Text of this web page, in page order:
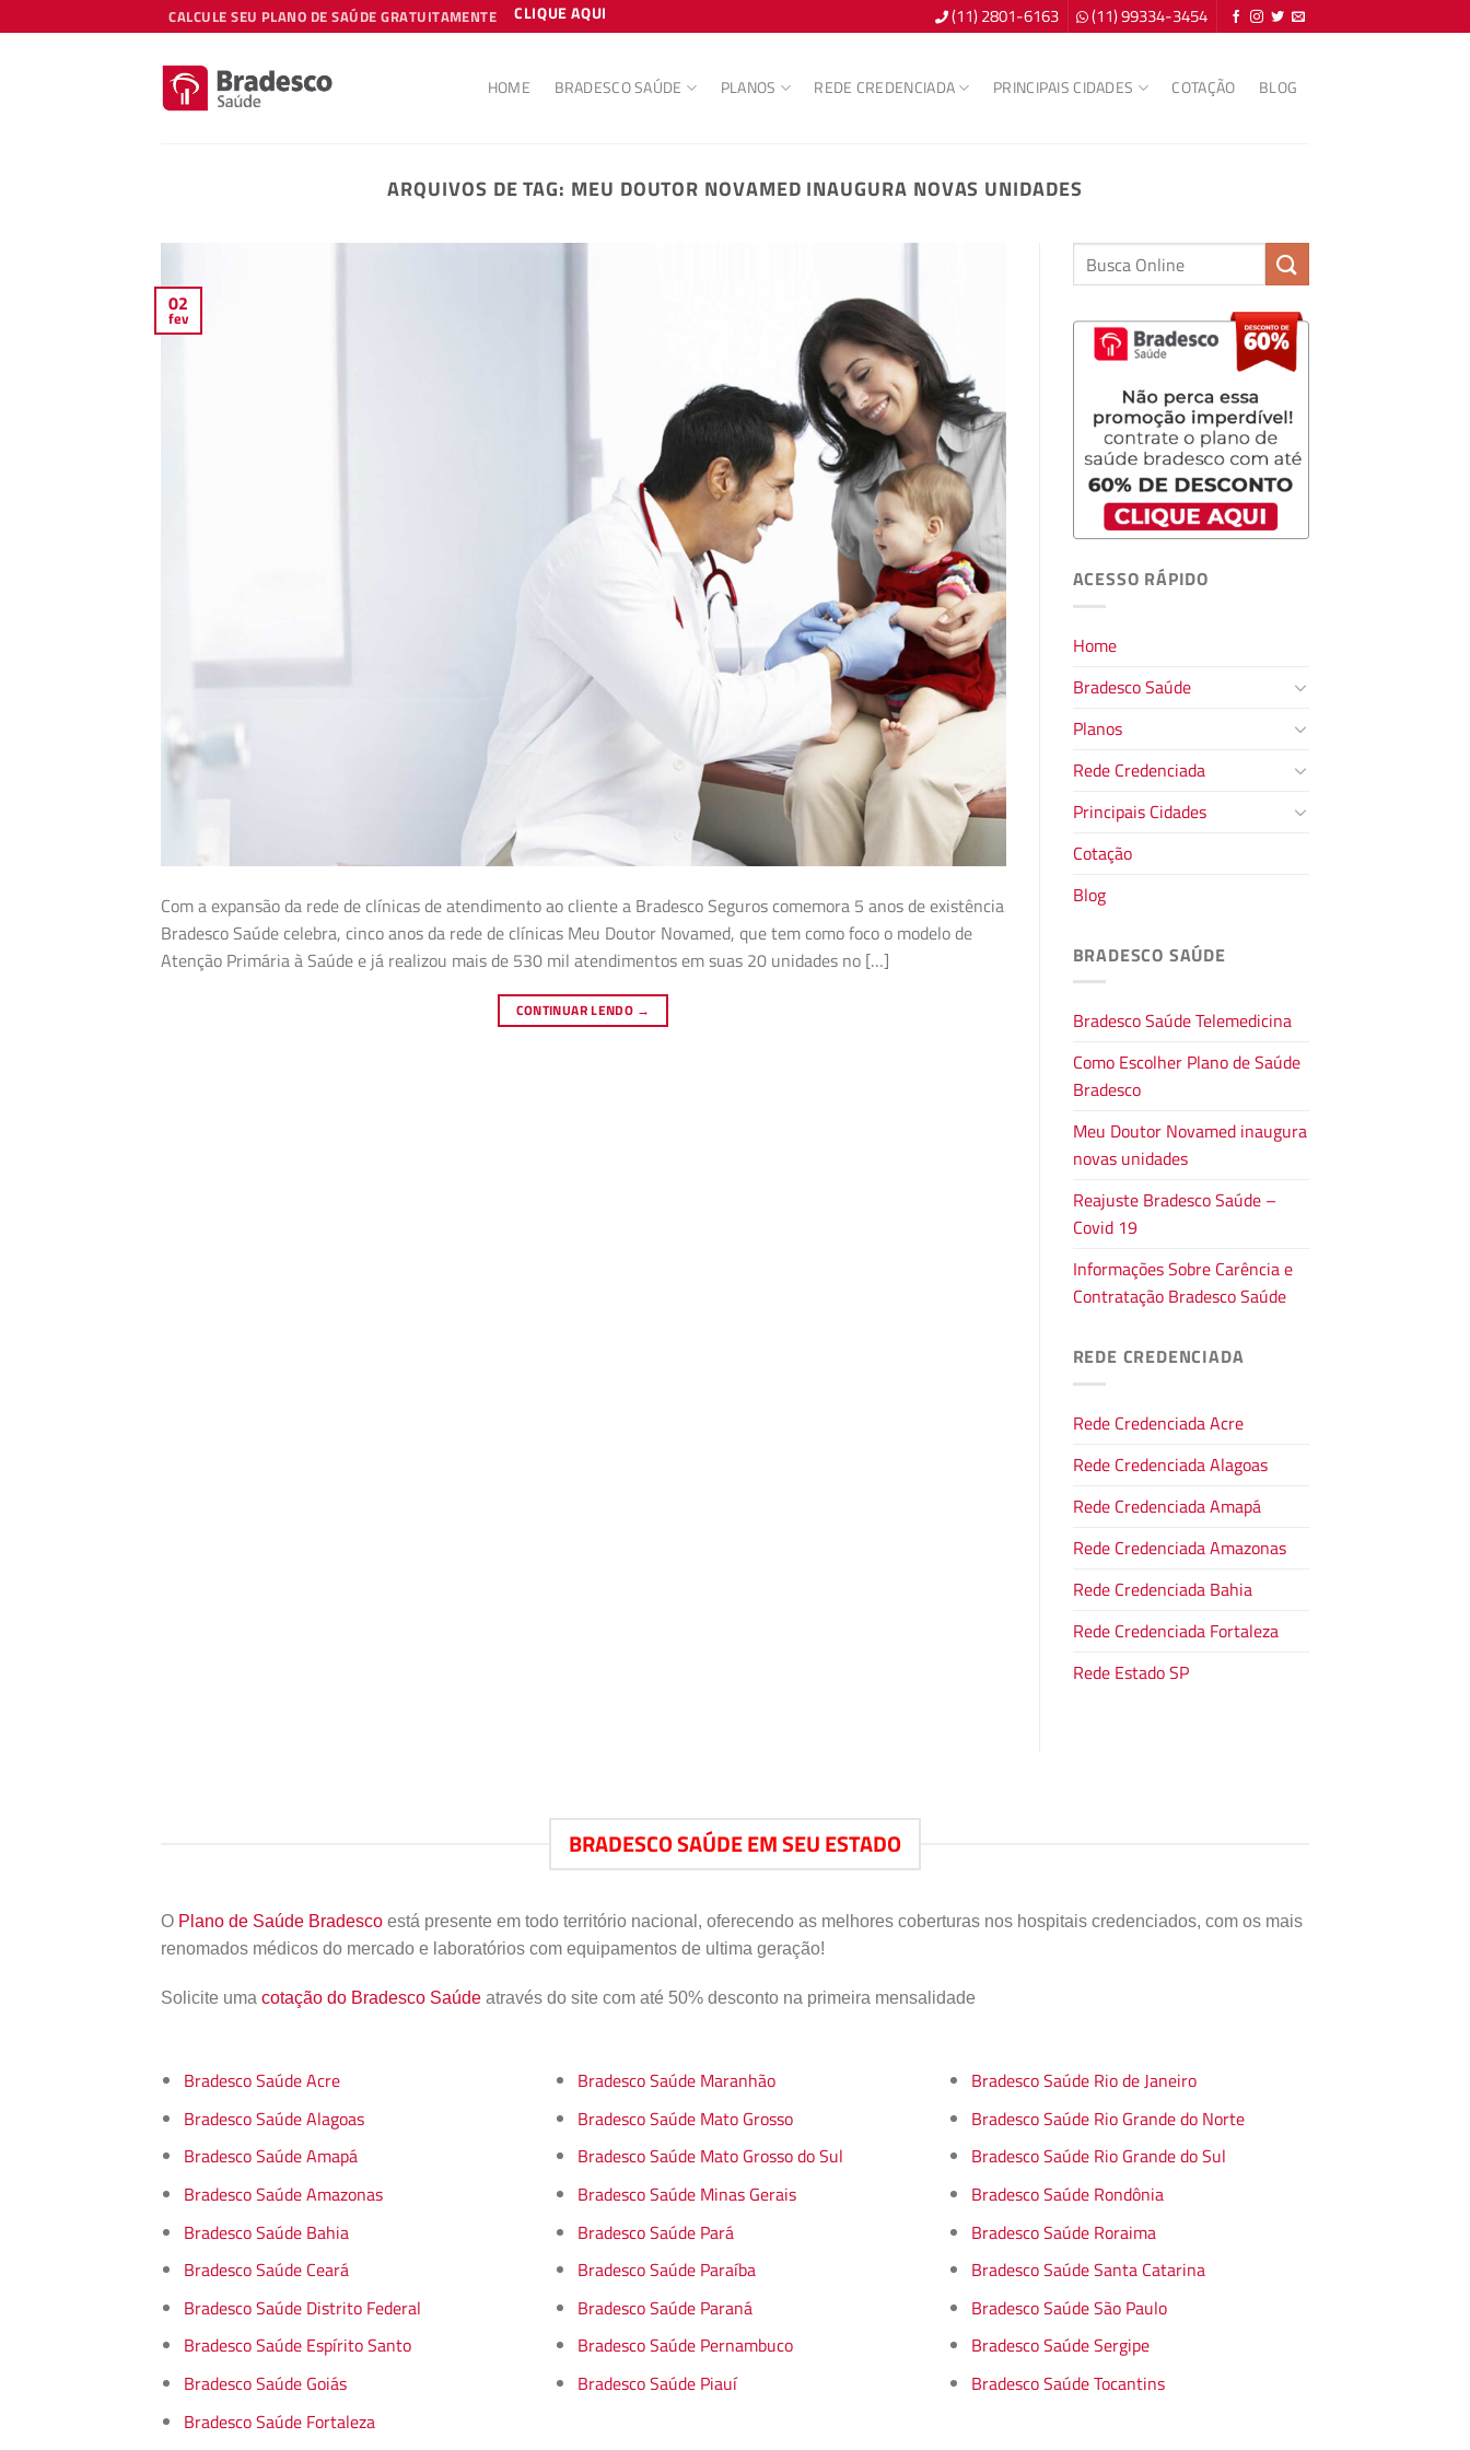
to
CALCULE SEU PLANO DE SAÚDE GRATUITAMENTE CLIQUE AQUI (11) 2801-6163 (11) 99334-3454
HOME BRADESCO SAÚDE PLANOS REDE CREDENCIADA PRINCIPAIS CIDADES COTAÇÃO BLOG
ARQUIVOS DE TAG: MEU DOUTOR NOVAMED INAUGURA NOVAS UNIDADES
02
fev
Com a expansão da rede de clínicas de atendimento ao cliente a Bradesco Seguros comemora 5 anos de existência
Bradesco Saúde celebra, cinco anos da rede de clínicas Meu Doutor Novamed, que tem como foco o modelo de
Atenção Primária à Saúde e já realizou mais de 530 mil atendimentos em suas 20 unidades no […]
CONTINUAR LENDO →
ACESSO RÁPIDO
Home
Bradesco Saúde
Planos
Rede Credenciada
Principais Cidades
Cotação
Blog
BRADESCO SAÚDE
Bradesco Saúde Telemedicina
Como Escolher Plano de Saúde
Bradesco
Meu Doutor Novamed inaugura
novas unidades
Reajuste Bradesco Saúde –
Covid 19
Informações Sobre Carência e
Contratação Bradesco Saúde
REDE CREDENCIADA
Rede Credenciada Acre
Rede Credenciada Alagoas
Rede Credenciada Amapá
Rede Credenciada Amazonas
Rede Credenciada Bahia
Rede Credenciada Fortaleza
Rede Estado SP
BRADESCO SAÚDE EM SEU ESTADO
O Plano de Saúde Bradesco está presente em todo território nacional, oferecendo as melhores coberturas nos hospitais credenciados, com os mais
renomados médicos do mercado e laboratórios com equipamentos de ultima geração!
Solicite uma cotação do Bradesco Saúde através do site com até 50% desconto na primeira mensalidade
Bradesco Saúde Acre
Bradesco Saúde Alagoas
Bradesco Saúde Amapá
Bradesco Saúde Amazonas
Bradesco Saúde Bahia
Bradesco Saúde Ceará
Bradesco Saúde Distrito Federal
Bradesco Saúde Espírito Santo
Bradesco Saúde Goiás
Bradesco Saúde Fortaleza
Bradesco Saúde Maranhão
Bradesco Saúde Mato Grosso
Bradesco Saúde Mato Grosso do Sul
Bradesco Saúde Minas Gerais
Bradesco Saúde Pará
Bradesco Saúde Paraíba
Bradesco Saúde Paraná
Bradesco Saúde Pernambuco
Bradesco Saúde Piauí
Bradesco Saúde Rio de Janeiro
Bradesco Saúde Rio Grande do Norte
Bradesco Saúde Rio Grande do Sul
Bradesco Saúde Rondônia
Bradesco Saúde Roraima
Bradesco Saúde Santa Catarina
Bradesco Saúde São Paulo
Bradesco Saúde Sergipe
Bradesco Saúde Tocantins